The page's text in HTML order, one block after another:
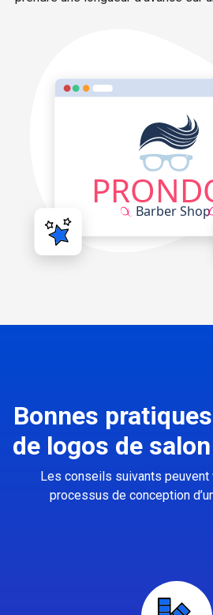
Bonnes
de logos de
Les conseils suivants peuvent
processus de conception